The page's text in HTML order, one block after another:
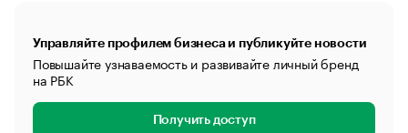
Управляйте профилем бизнеса и публикуйте новости
Повышайте узнаваемость и развивайте личный бренд
на РБК
Получить доступ